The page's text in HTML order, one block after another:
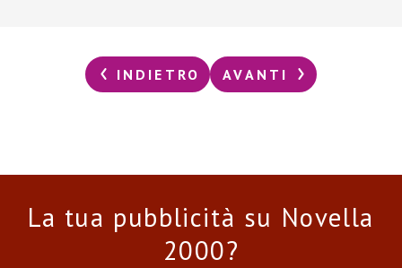
INDIETRO AVANTI
La tua pubblicità su Novella
2000?